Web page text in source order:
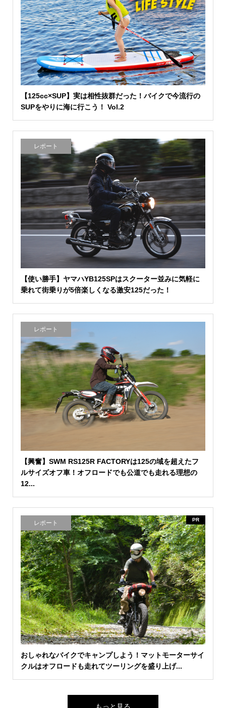
【125cc×SUP】実は相性抜群だった！バイクで今流行の
SUPをやりに海に行こう！ Vol.2
レポート
【使い勝手】ヤマハYB125SPはスクーター並みに気軽に
乗れて街乗りが5倍楽しくなる激安125だった！
レポート
【興奮】SWM RS125R FACTORYは125の域を超えたフ
ルサイズオフ車！オフロードでも公道でも走れる理想の
12...
レポート PR
おしゃれなバイクでキャンプしよう！マットモーターサイ
クルはオフロードも走れてツーリングを盛り上げ...